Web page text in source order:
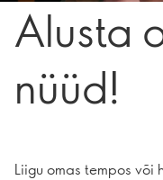
Alusta
nüüd!
Liigu omas tempos või